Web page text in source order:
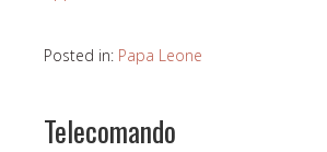
Posted in: Papa Leone
Telecomando